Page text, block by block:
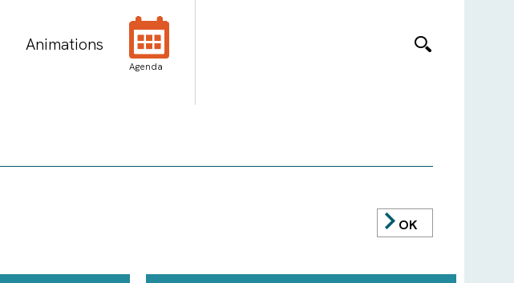
Animations
Agenda
OK